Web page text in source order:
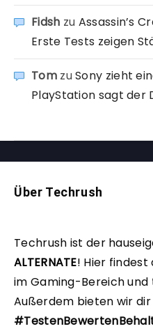
Fidsh zu Assassin’s
Erste Tests zeigen
TomzuSony zieht
PlayStation sagt der
Über Techrush
Techrush ist der
ALTERNATE! Hier findest
im Gaming-Bereich
Außerdem bieten wir